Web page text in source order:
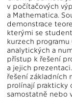
v počítačových
a Mathematica.
demonstrace
kterými se
kurzech programu
analytických a
přístup k řešení
a jejich
řešení základních
prolínají prakticky
samostatně nebo